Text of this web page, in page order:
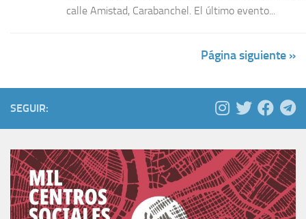
calle Amistad, Carabanchel. El último evento...
Página siguiente »
SEGUIR: